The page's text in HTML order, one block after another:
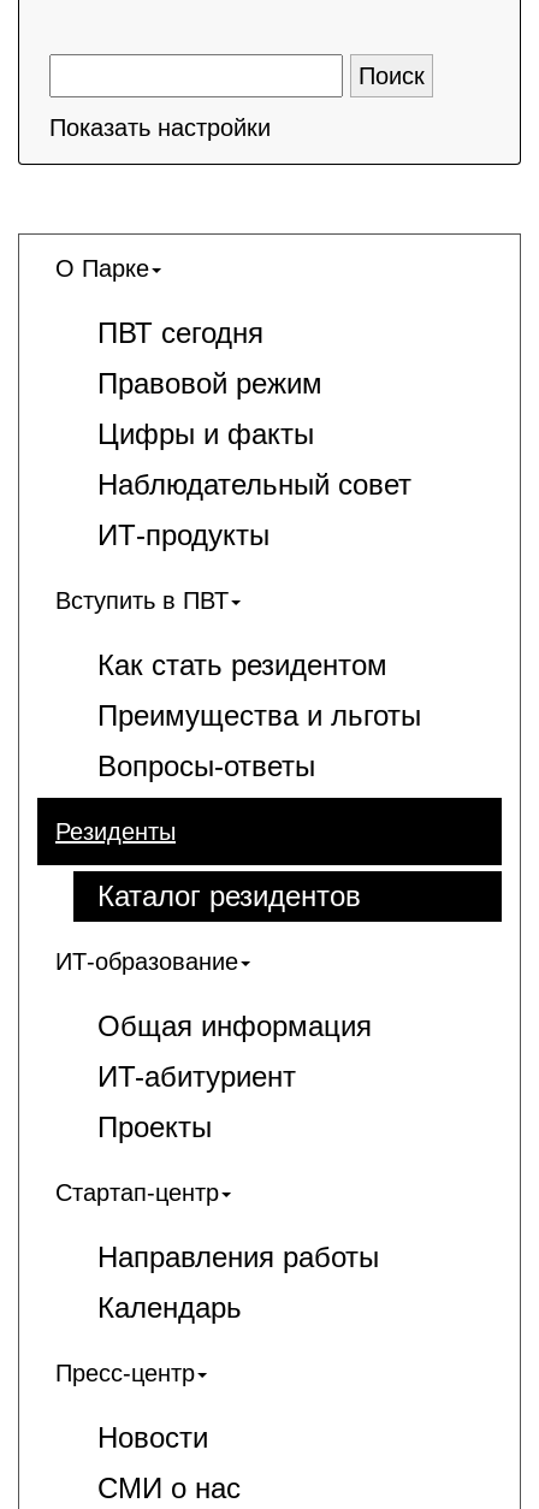
Показать настройки
О Парке
ПВТ сегодня
Правовой режим
Цифры и факты
Наблюдательный совет
ИТ-продукты
Вступить в ПВТ
Как стать резидентом
Преимущества и льготы
Вопросы-ответы
Резиденты
Каталог резидентов
ИТ-образование
Общая информация
ИT-абитуриент
Проекты
Стартап-центр
Направления работы
Календарь
Пресс-центр
Новости
СМИ о нас